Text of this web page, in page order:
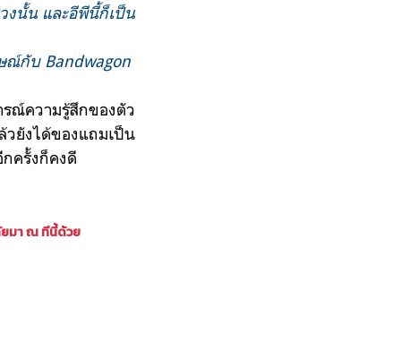
งนั้น และอีพีนี้ก็เป็น
ณ์กับ Bandwagon
รณ์ความรู้สึกของตัว
ยังได้ของแถมเป็น
ครั้งก็คงดี
ยมา ณ ทีนี้ด้วย